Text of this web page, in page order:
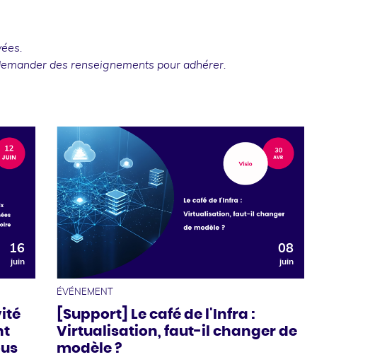
des renseignements pour adhérer.
16
juin
08
juin
ÉVÉNEMENT
[Support] Le café de l'Infra :
Virtualisation, faut-il changer de
modèle ?